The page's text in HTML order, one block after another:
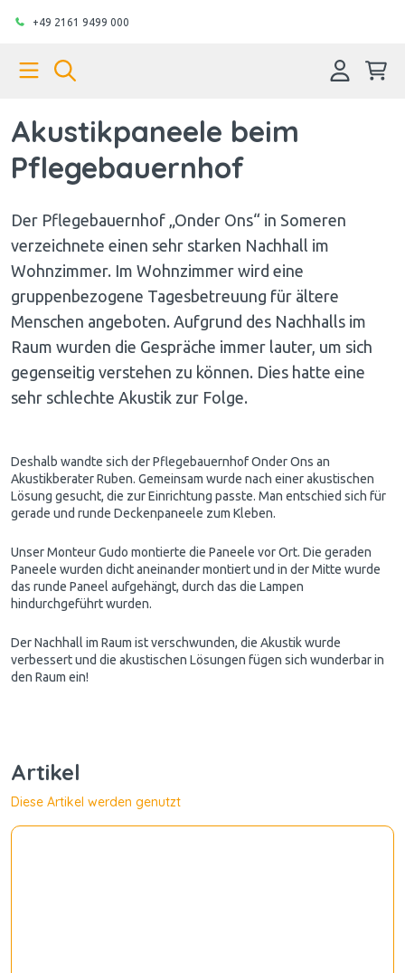
+49 2161 9499 000
Akustikpaneele beim
Pflegebauernhof
Der Pflegebauernhof „Onder Ons“ in Someren
verzeichnete einen sehr starken Nachhall im
Wohnzimmer. Im Wohnzimmer wird eine
gruppenbezogene Tagesbetreuung für ältere
Menschen angeboten. Aufgrund des Nachhalls im
Raum wurden die Gespräche immer lauter, um sich
gegenseitig verstehen zu können. Dies hatte eine
sehr schlechte Akustik zur Folge.
Deshalb wandte sich der Pflegebauernhof Onder Ons an
Akustikberater Ruben. Gemeinsam wurde nach einer akustischen
Lösung gesucht, die zur Einrichtung passte. Man entschied sich für
gerade und runde Deckenpaneele zum Kleben.
Unser Monteur Gudo montierte die Paneele vor Ort. Die geraden
Paneele wurden dicht aneinander montiert und in der Mitte wurde
das runde Paneel aufgehängt, durch das die Lampen
hindurchgeführt wurden.
Der Nachhall im Raum ist verschwunden, die Akustik wurde
verbessert und die akustischen Lösungen fügen sich wunderbar in
den Raum ein!
Artikel
Diese Artikel werden genutzt